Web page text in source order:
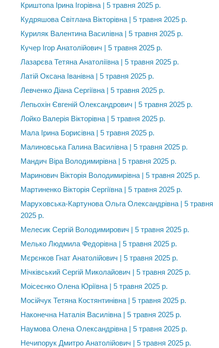
Криштопа Ірина Ігорівна | 5 травня 2025 р.
Кудряшова Світлана Вікторівна | 5 травня 2025 р.
Куриляк Валентина Василівна | 5 травня 2025 р.
Кучер Ігор Анатолійович | 5 травня 2025 р.
Лазарєва Тетяна Анатоліївна | 5 травня 2025 р.
Латій Оксана Іванівна | 5 травня 2025 р.
Левченко Діана Сергіївна | 5 травня 2025 р.
Лепьохін Євгеній Олександрович | 5 травня 2025 р.
Лойко Валерія Вікторівна | 5 травня 2025 р.
Мала Ірина Борисівна | 5 травня 2025 р.
Малиновська Галина Василівна | 5 травня 2025 р.
Мандич Віра Володимирівна | 5 травня 2025 р.
Маринович Вікторія Володимирівна | 5 травня 2025 р.
Мартиненко Вікторія Сергіївна | 5 травня 2025 р.
Маруховська-Картунова Ольга Олександрівна | 5 травня
2025 р.
Мелесик Сергій Володимирович | 5 травня 2025 р.
Мелько Людмила Федорівна | 5 травня 2025 р.
Мєрєнков Гнат Анатолійович | 5 травня 2025 р.
Мічківський Сергій Миколайович | 5 травня 2025 р.
Моісеєнко Олена Юріївна | 5 травня 2025 р.
Мосійчук Тетяна Костянтинівна | 5 травня 2025 р.
Наконечна Наталія Василівна | 5 травня 2025 р.
Наумова Олена Олександрівна | 5 травня 2025 р.
Нечипорук Дмитро Анатолійович | 5 травня 2025 р.